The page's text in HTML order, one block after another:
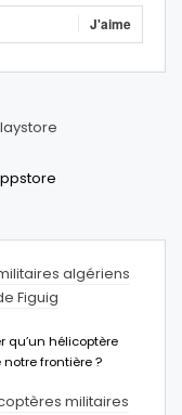
J'aime
algériens
Figuig
qu’un hélicoptère
notre frontière ?
militaires